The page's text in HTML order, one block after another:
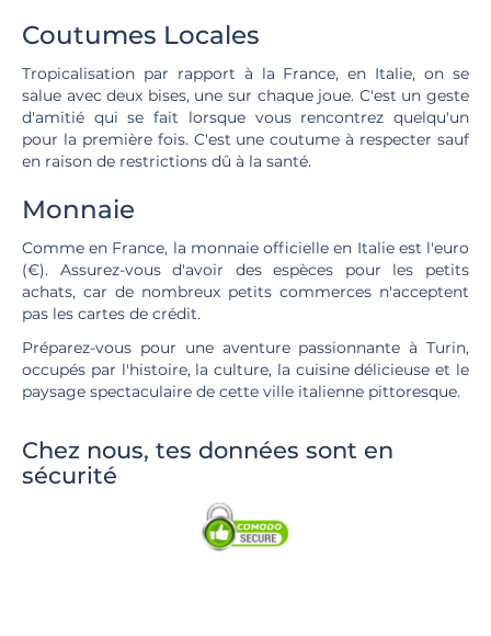
Coutumes Locales
Tropicalisation par rapport à la France, en Italie, on se
salue avec deux bises, une sur chaque joue. C'est un geste
d'amitié qui se fait lorsque vous rencontrez quelqu'un
pour la première fois. C'est une coutume à respecter sauf
en raison de restrictions dû à la santé.
Monnaie
Comme en France, la monnaie officielle en Italie est l'euro
(€). Assurez-vous d'avoir des espèces pour les petits
achats, car de nombreux petits commerces n'acceptent
pas les cartes de crédit.
Préparez-vous pour une aventure passionnante à Turin,
occupés par l'histoire, la culture, la cuisine délicieuse et le
paysage spectaculaire de cette ville italienne pittoresque.
Chez nous, tes données sont en
sécurité